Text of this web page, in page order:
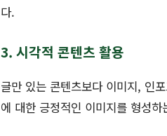
다.
3. 시각적 콘텐츠 활용
글만 있는 콘텐츠보다 이미지, 인
에 대한 긍정적인 이미지를 형성